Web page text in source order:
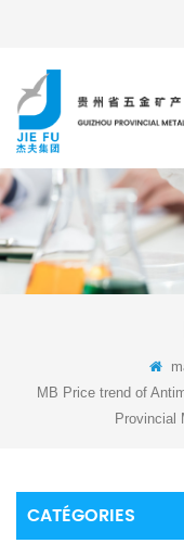
MB Price trend of
Provincial
CATÉGORIES